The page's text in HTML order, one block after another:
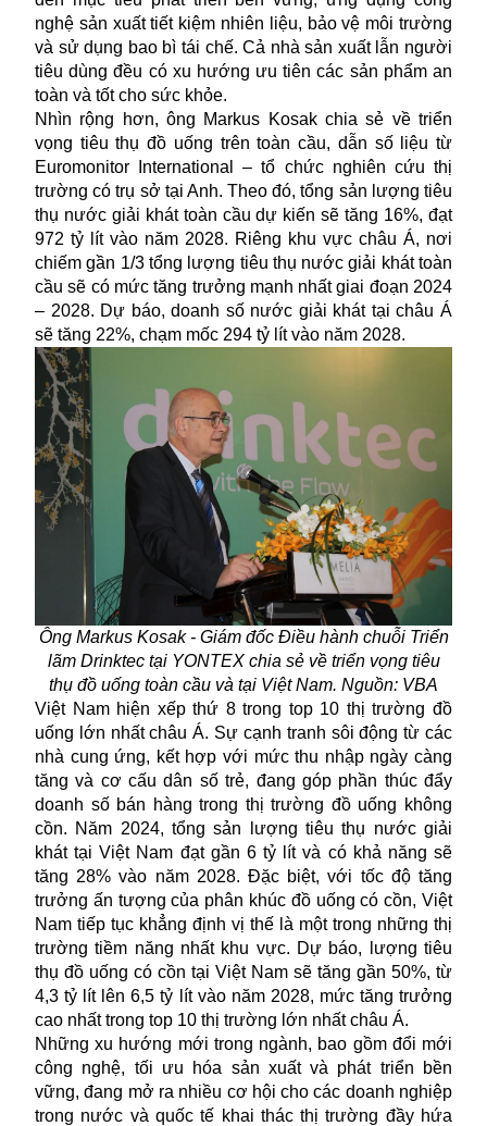
nghệ sản xuất tiết kiệm nhiên liệu, bảo vệ môi trường
và sử dụng bao bì tái chế. Cả nhà sản xuất lẫn người
tiêu dùng đều có xu hướng ưu tiên các sản phẩm an
toàn và tốt cho sức khỏe.
Nhìn rộng hơn, ông Markus Kosak chia sẻ về triển
vọng tiêu thụ đồ uống trên toàn cầu, dẫn số liệu từ
Euromonitor International – tổ chức nghiên cứu thị
trường có trụ sở tại Anh. Theo đó, tổng sản lượng tiêu
thụ nước giải khát toàn cầu dự kiến sẽ tăng 16%, đạt
972 tỷ lít vào năm 2028. Riêng khu vực châu Á, nơi
chiếm gần 1/3 tổng lượng tiêu thụ nước giải khát toàn
cầu sẽ có mức tăng trưởng mạnh nhất giai đoạn 2024
– 2028. Dự báo, doanh số nước giải khát tại châu Á
sẽ tăng 22%, chạm mốc 294 tỷ lít vào năm 2028.
Ông Markus Kosak - Giám đốc Điều hành chuỗi Triển
lãm Drinktec tại YONTEX chia sẻ về triển vọng tiêu
thụ đồ uống toàn cầu và tại Việt Nam. Nguồn: VBA
Việt Nam hiện xếp thứ 8 trong top 10 thị trường đồ
uống lớn nhất châu Á. Sự cạnh tranh sôi động từ các
nhà cung ứng, kết hợp với mức thu nhập ngày càng
tăng và cơ cấu dân số trẻ, đang góp phần thúc đẩy
doanh số bán hàng trong thị trường đồ uống không
cồn. Năm 2024, tổng sản lượng tiêu thụ nước giải
khát tại Việt Nam đạt gần 6 tỷ lít và có khả năng sẽ
tăng 28% vào năm 2028. Đặc biệt, với tốc độ tăng
trưởng ấn tượng của phân khúc đồ uống có cồn, Việt
Nam tiếp tục khẳng định vị thế là một trong những thị
trường tiềm năng nhất khu vực. Dự báo, lượng tiêu
thụ đồ uống có cồn tại Việt Nam sẽ tăng gần 50%, từ
4,3 tỷ lít lên 6,5 tỷ lít vào năm 2028, mức tăng trưởng
cao nhất trong top 10 thị trường lớn nhất châu Á.
Những xu hướng mới trong ngành, bao gồm đổi mới
công nghệ, tối ưu hóa sản xuất và phát triển bền
vững, đang mở ra nhiều cơ hội cho các doanh nghiệp
trong nước và quốc tế khai thác thị trường đầy hứa